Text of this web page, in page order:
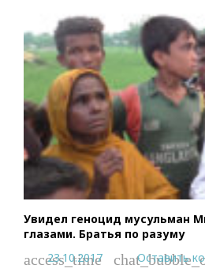
Увидел геноцид мусульман
глазами. Братья по разуму
access_time
23.10.2017 Оставить